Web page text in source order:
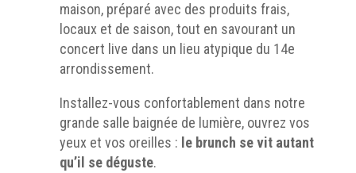
maison, préparé avec des produits frais,
locaux et de saison, tout en savourant un
concert live dans un lieu atypique du 14e
arrondissement.
Installez-vous confortablement dans notre
grande salle baignée de lumière, ouvrez vos
yeux et vos oreilles : le brunch se vit autant
qu’il se déguste.